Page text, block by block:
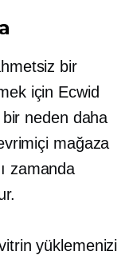
bir
için Ecwid
neden daha
mağaza
zamanda
yüklemenizi